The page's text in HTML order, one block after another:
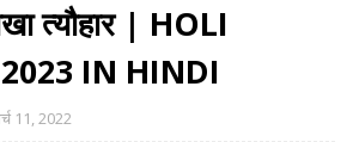
त्यौहार | HOLI
IN HINDI
11, 2022